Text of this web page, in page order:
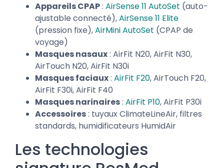
Appareils CPAP: AirSense 11 AutoSet (auto-
ajustable connecté),AirSense 11 Elite
(pression fixe),AirMini AutoSet (CPAP de
voyage)
Masques nasaux: AirFit N20, AirFit N30,
AirTouch N20, AirFit N30i
Masques faciaux: AirFit F20, AirTouch F20,
AirFit F30i, AirFit F40
Masques narinaires: AirFit P10, AirFit P30i
Accessoires: tuyaux ClimateLineAir, filtres
standards, humidificateurs HumidAir
Les technologies